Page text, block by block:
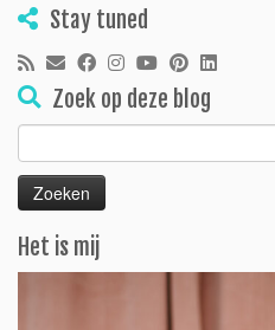
Stay tuned
Zoek op deze blog
Zoeken
naar:
Het is mij